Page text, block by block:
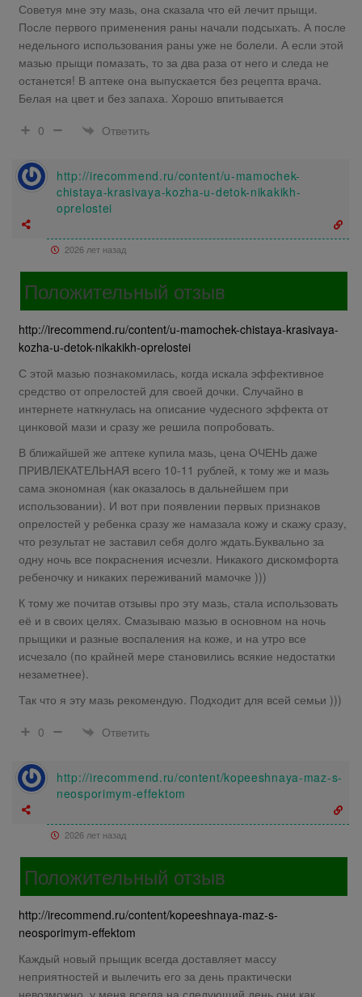
Советуя мне эту мазь, она сказала что ей лечит прыщи.
После первого применения раны начали подсыхать. А после
недельного использования раны уже не болели. А если этой
мазью прыщи помазать, то за два раза от него и следа не
останется! В аптеке она выпускается без рецепта врача.
Белая на цвет и без запаха. Хорошо впитывается
0
Ответить
http://irecommend.ru/content/u-mamochek-
chistaya-krasivaya-kozha-u-detok-nikakikh-
oprelostei
2026 лет назад
Положительный отзыв
http://irecommend.ru/content/u-mamochek-chistaya-krasivaya-
kozha-u-detok-nikakikh-oprelostei
С этой мазью познакомилась, когда искала эффективное
средство от опрелостей для своей дочки. Случайно в
интернете наткнулась на описание чудесного эффекта от
цинковой мази и сразу же решила попробовать.
В ближайшей же аптеке купила мазь, цена ОЧЕНЬ даже
ПРИВЛЕКАТЕЛЬНАЯ всего 10-11 рублей, к тому же и мазь
сама экономная (как оказалось в дальнейшем при
использовании). И вот при появлении первых признаков
опрелостей у ребенка сразу же намазала кожу и скажу сразу,
что результат не заставил себя долго ждать.Буквально за
одну ночь все покраснения исчезли. Никакого дискомфорта
ребеночку и никаких переживаний мамочке )))
К тому же почитав отзывы про эту мазь, стала использовать
её и в своих целях. Смазываю мазью в основном на ночь
прыщики и разные воспаления на коже, и на утро все
исчезало (по крайней мере становились всякие недостатки
незаметнее).
Так что я эту мазь рекомендую. Подходит для всей семьи )))
0
Ответить
http://irecommend.ru/content/kopeeshnaya-maz-s-
neosporimym-effektom
2026 лет назад
Положительный отзыв
http://irecommend.ru/content/kopeeshnaya-maz-s-
neosporimym-effektom
Каждый новый прыщик всегда доставляет массу
неприятностей и вылечить его за день практически